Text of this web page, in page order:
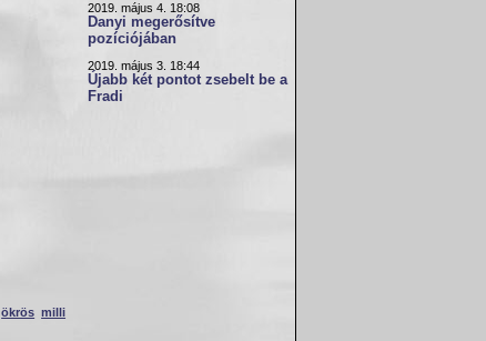
ökrös milli
2019. május 4. 18:08
Danyi megerősítve
pozíciójában
2019. május 3. 18:44
Újabb két pontot zsebelt be a
Fradi